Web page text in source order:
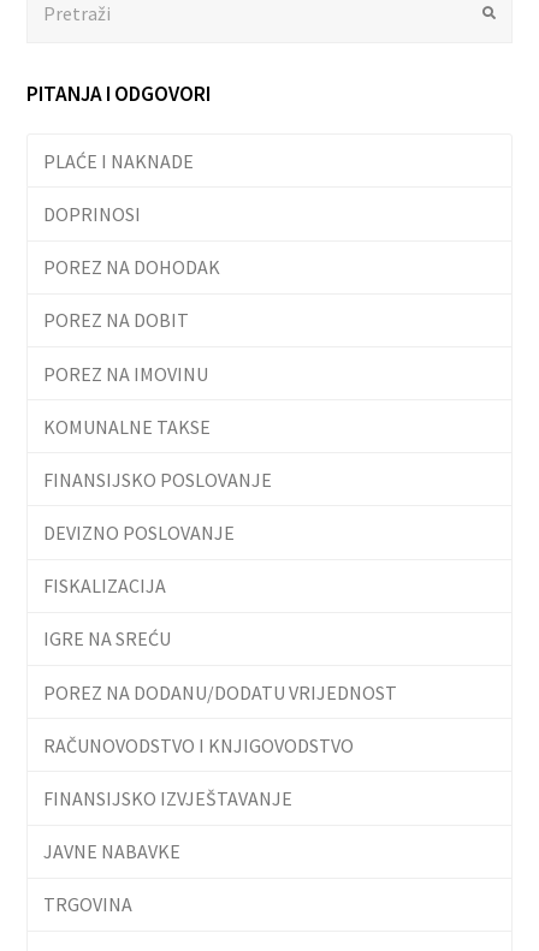
Submit
PITANJA I ODGOVORI
PLAĆE I NAKNADE
DOPRINOSI
POREZ NA DOHODAK
POREZ NA DOBIT
POREZ NA IMOVINU
KOMUNALNE TAKSE
FINANSIJSKO POSLOVANJE
DEVIZNO POSLOVANJE
FISKALIZACIJA
IGRE NA SREĆU
POREZ NA DODANU/DODATU VRIJEDNOST
RAČUNOVODSTVO I KNJIGOVODSTVO
FINANSIJSKO IZVJEŠTAVANJE
JAVNE NABAVKE
TRGOVINA